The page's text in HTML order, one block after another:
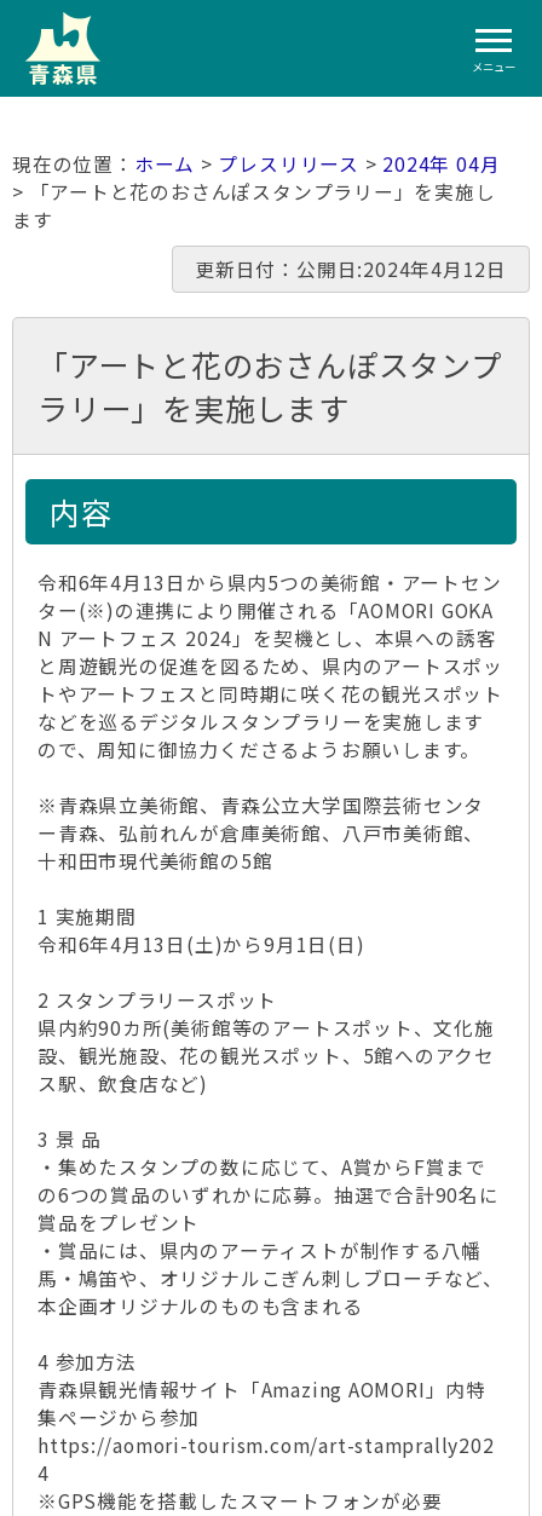
メニュー
ホーム > プレスリリース > 2024年 04月
> 「アートと花のおさんぽスタンプラリー」を実施し
ます
更新日付：公開日:2024年4月12日
「アートと花のおさんぽスタンプ
ラリー」を実施します
内容
令和6年4月13日から県内5つの美術館・アートセン
ター(※)の連携により開催される「AOMORI GOKA
N アートフェス 2024」を契機とし、本県への誘客
と周遊観光の促進を図るため、県内のアートスポッ
トやアートフェスと同時期に咲く花の観光スポット
などを巡るデジタルスタンプラリーを実施します
ので、周知に御協力くださるようお願いします。
※青森県立美術館、青森公立大学国際芸術センタ
ー青森、弘前れんが倉庫美術館、八戸市美術館、
十和田市現代美術館の5館
1 実施期間
令和6年4月13日(土)から9月1日(日)
2 スタンプラリースポット
県内約90カ所(美術館等のアートスポット、文化施
設、観光施設、花の観光スポット、5館へのアクセ
ス駅、飲食店など)
3 景 品
・集めたスタンプの数に応じて、A賞からF賞まで
の6つの賞品のいずれかに応募。抽選で合計90名に
賞品をプレゼント
・賞品には、県内のアーティストが制作する八幡
馬・鳩笛や、オリジナルこぎん刺しブローチなど、
本企画オリジナルのものも含まれる
4 参加方法
青森県観光情報サイト「Amazing AOMORI」内特
集ページから参加
https://aomori-tourism.com/art-stamprally202
4
※GPS機能を搭載したスマートフォンが必要